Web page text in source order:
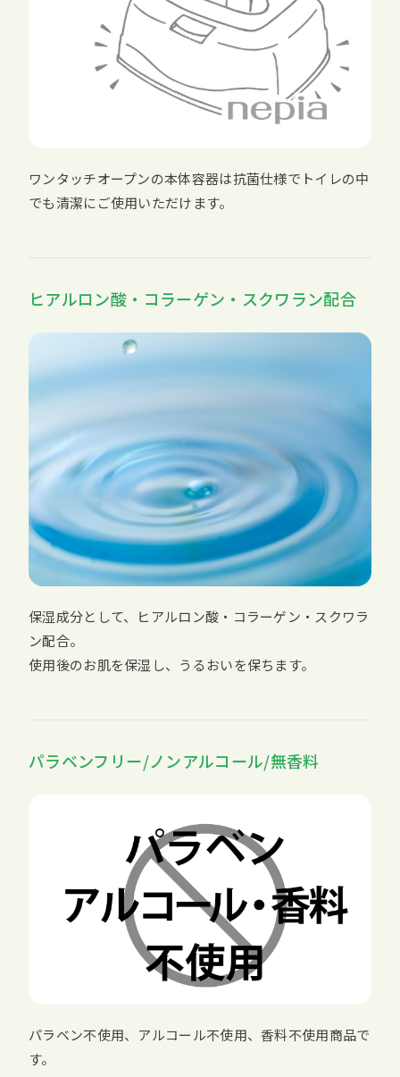
ワンタッチオープンの本体容器は抗菌仕様でトイレの中
でも清潔にご使用いただけます。
ヒアルロン酸・コラーゲン・スクワラン配合
保湿成分として、ヒアルロン酸・コラーゲン・スクワラ
ン配合。
使用後のお肌を保湿し、うるおいを保ちます。
パラベンフリー/ノンアルコール/無香料
パラベン不使用、アルコール不使用、香料不使用商品で
す。